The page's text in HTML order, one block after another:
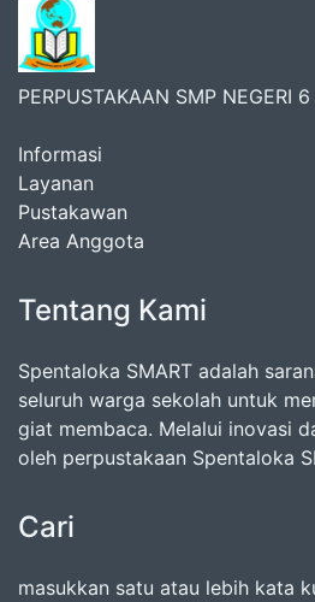
PERPUSTAKAAN SMP NEGERI
Informasi
Layanan
Pustakawan
Area Anggota
Tentang Kami
Spentaloka SMART adalah
seluruh warga sekolah untuk
giat membaca. Melalui inovasi
oleh perpustakaan Spentaloka
Cari
masukkan satu atau lebih kata